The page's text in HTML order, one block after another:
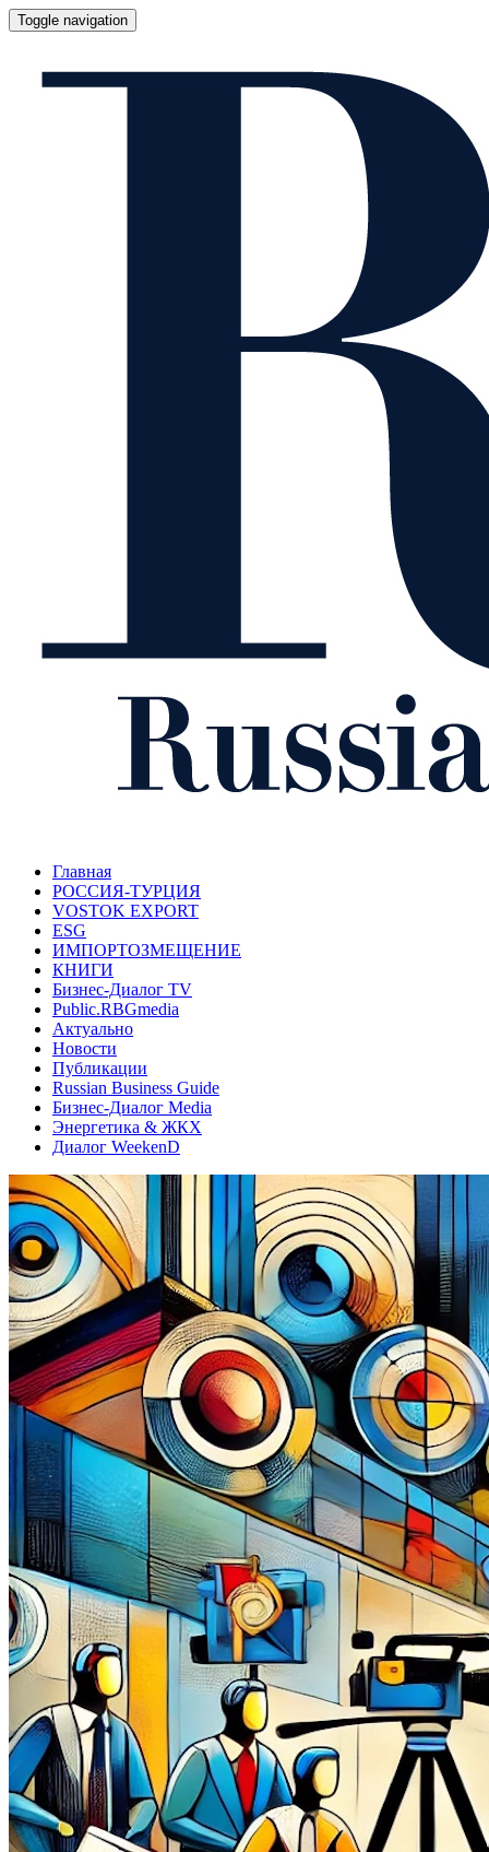
Toggle navigation
Главная
РОССИЯ-ТУРЦИЯ
VOSTOK EXPORT
ESG
ИМПОРТОЗМЕЩЕНИЕ
КНИГИ
Бизнес-Диалог TV
Public.RBGmedia
Актуально
Новости
Публикации
Russian Business Guide
Бизнес-Диалог Media
Энергетика & ЖКХ
Диалог WeekenD